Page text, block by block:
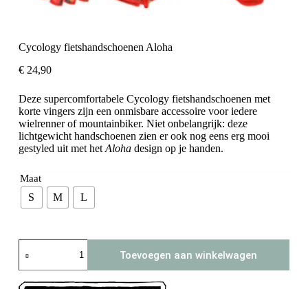
Cycology fietshandschoenen Aloha
€24,90
Deze supercomfortabele Cycology fietshandschoenen met
korte vingers zijn een onmisbare accessoire voor iedere
wielrenner of mountainbiker. Niet onbelangrijk: deze
lichtgewicht handschoenen zien er ook nog eens erg mooi
gestyled uit met het Alohadesign op je handen.
Maat
S M L
fietshandschoenen
Aloha
aantal
Toevoegen aan winkelwagen